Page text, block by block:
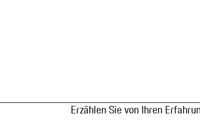
Erzählen Sie von Ihren